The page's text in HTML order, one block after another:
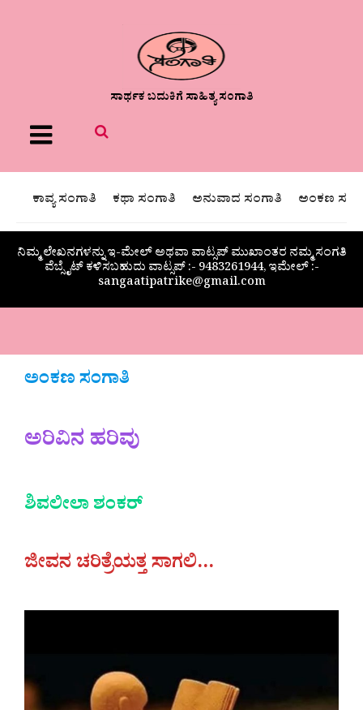
ಸಾರ್ಥಕ ಬದುಕಿಗೆ ಸಾಹಿತ್ಯ ಸಂಗಾತಿ
Menu
ಕಾವ್ಯ ಸಂಗಾತಿ ಕಥಾ ಸಂಗಾತಿ ಅನುವಾದ ಸಂಗಾತಿ ಅಂಕಣ
ನಿಮ್ಮ ಲೇಖನಗಳನ್ನು ಇ-ಮೇಲ್ ಅಥವಾ ವಾಟ್ಸಪ್ ಮುಖಾಂತರ ನಮ್ಮ ಸಂಗತಿ
ವೆಬ್ಸೈಟ್ ಕಳಿಸಬಹುದು ವಾಟ್ಸಪ್‌ :- 9483261944, ಇಮೇಲ್ :-
sangaatipatrike@gmail.com
ಅಂಕಣ ಸಂಗಾತಿ
ಅರಿವಿನ ಹರಿವು
ಶಿವಲೀಲಾ ಶಂಕರ್
ಜೀವನ ಚರಿತ್ರೆಯತ್ತ ಸಾಗಲಿ…